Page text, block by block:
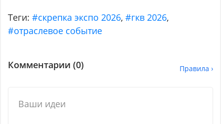
Теги: #скрепка экспо 2026,#гкв 2026,
#отраслевое событие
Комментарии (0) Правила ›